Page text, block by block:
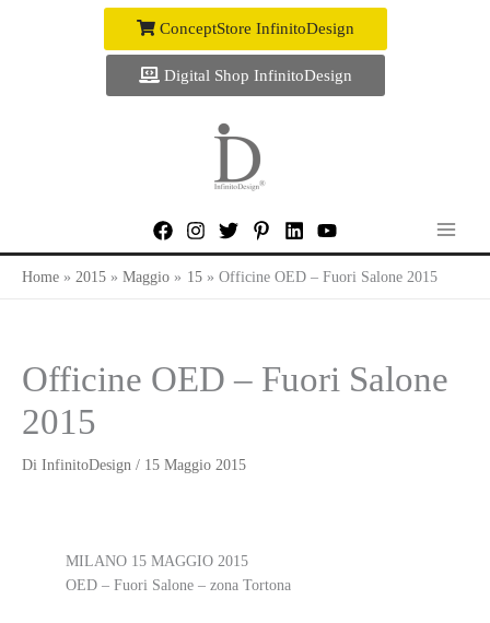
ConceptStore InfinitoDesign
Digital Shop InfinitoDesign
Home 2015 Maggio 15 Officine OED – Fuori Salone 2015
Officine OED – Fuori Salone
2015
Di InfinitoDesign / 15 Maggio 2015
MILANO 15 MAGGIO 2015
OED – Fuori Salone – zona Tortona